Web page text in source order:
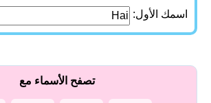
اسمك الأول:
تصفح الأسماء مع